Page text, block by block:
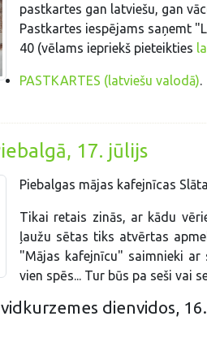
pastkartes gan latviešu, gan
Pastkartes iespējams saņemt
40 (vēlams iepriekš pieteikties
PASTKARTES (latviešu valodā).
17. jūlijs
Piebalgas mājas kafejnīcas
Tikai retais zinās, ar kādu
ļaužu sētas tiks atvērtas
"Mājas kafejnīcu" saimnieki ar
vien spēs... Tur būs pa seši vai
dienvidos,